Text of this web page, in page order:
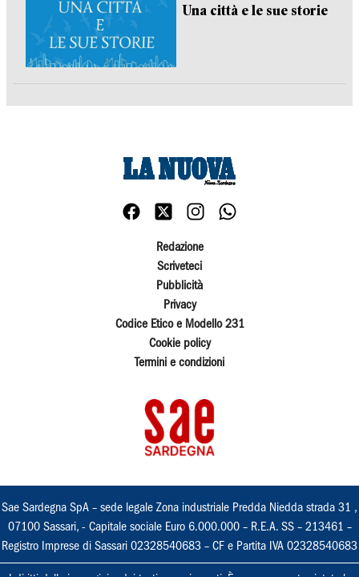
Una città e le sue storie
Redazione
Scriveteci
Pubblicità
Privacy
Codice Etico e Modello 231
Cookie policy
Termini e condizioni
Sae Sardegna SpA – sede legale Zona industriale Predda Niedda strada 31 ,
07100 Sassari, - Capitale sociale Euro 6.000.000 – R.E.A. SS – 213461 –
Registro Imprese di Sassari 02328540683 – CF e Partita IVA 02328540683